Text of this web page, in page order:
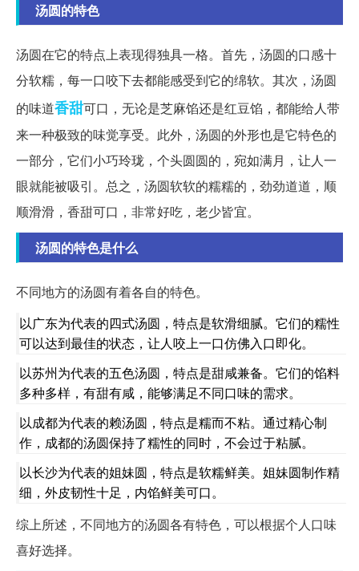
汤圆的特色
汤圆在它的特点上表现得独具一格。首先，汤圆的口感十
分软糯，每一口咬下去都能感受到它的绵软。其次，汤圆
的味道香甜可口，无论是芝麻馅还是红豆馅，都能给人带
来一种极致的味觉享受。此外，汤圆的外形也是它特色的
一部分，它们小巧玲珑，个头圆圆的，宛如满月，让人一
眼就能被吸引。总之，汤圆软软的糯糯的，劲劲道道，顺
顺滑滑，香甜可口，非常好吃，老少皆宜。
汤圆的特色是什么
不同地方的汤圆有着各自的特色。
以广东为代表的四式汤圆，特点是软滑细腻。它们的糯性
可以达到最佳的状态，让人咬上一口仿佛入口即化。
以苏州为代表的五色汤圆，特点是甜咸兼备。它们的馅料
多种多样，有甜有咸，能够满足不同口味的需求。
以成都为代表的赖汤圆，特点是糯而不粘。通过精心制
作，成都的汤圆保持了糯性的同时，不会过于粘腻。
以长沙为代表的姐妹圆，特点是软糯鲜美。姐妹圆制作精
细，外皮韧性十足，内馅鲜美可口。
综上所述，不同地方的汤圆各有特色，可以根据个人口味
喜好选择。